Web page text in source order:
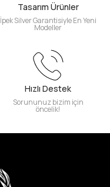
Tasarım Ürünler
İpek Silver Garantisiyle En Yeni
Modeller
Hızlı Destek
Sorununuz bizim için
öncelik!